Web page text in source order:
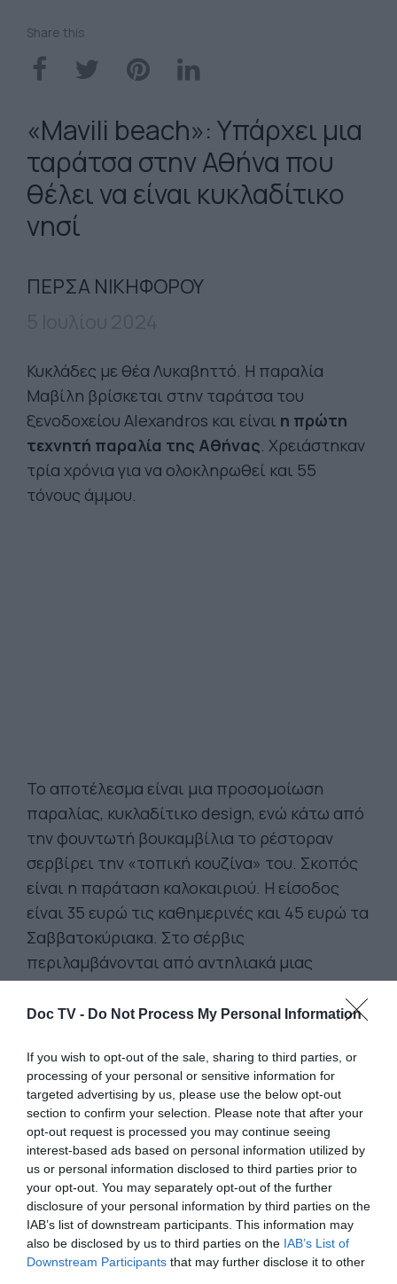
Doc TV - Do Not Process My Personal Information
If you wish to opt-out of the sale, sharing to third parties, or
processing of your personal or sensitive information for
targeted advertising by us, please use the below opt-out
section to confirm your selection. Please note that after your
opt-out request is processed you may continue seeing
interest-based ads based on personal information utilized by
us or personal information disclosed to third parties prior to
your opt-out. You may separately opt-out of the further
disclosure of your personal information by third parties on the
IAB’s list of downstream participants. This information may
also be disclosed by us to third parties on the IAB’s List of
Downstream Participants that may further disclose it to other
Share this
«Μavili beach»: Υπάρχει μια
ταράτσα στην Αθήνα που
θέλει να είναι κυκλαδίτικο
νησί
ΠΕΡΣΑ ΝΙΚΗΦΟΡΟΥ
Κυκλάδες με θέα Λυκαβηττό. Η παραλία
Μαβίλη βρίσκεται στην ταράτσα του
ξενοδοχείου Alexandros και είναι η πρώτη
τεχνητή παραλία της Αθήνας. Χρειάστηκαν
τρία χρόνια για να ολοκληρωθεί και 55
τόνους άμμου.
Το αποτέλεσμα είναι μια προσομοίωση
παραλίας, κυκλαδίτικο design, ενώ κάτω από
την φουντωτή βουκαμβίλια το ρέστοραν
σερβίρει την «τοπική κουζίνα» του. Σκοπός
είναι η παράταση καλοκαιριού. Η είσοδος
είναι 35 ευρώ τις καθημερινές και 45 ευρώ τα
Σαββατοκύριακα. Στο σέρβις
περιλαμβάνονται από αντηλιακά μιας
χρήσης μέχρι ιδιωτικές καμπάνες.